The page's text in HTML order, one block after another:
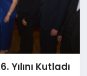
Yılını Kutladı